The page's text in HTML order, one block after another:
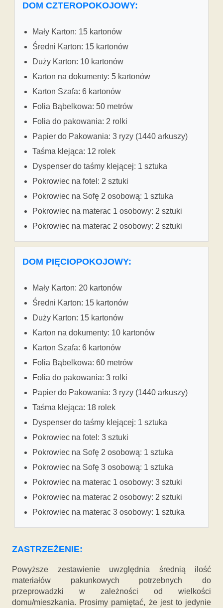
DOM CZTEROPOKOJOWY:
Mały Karton: 15 kartonów
Średni Karton: 15 kartonów
Duży Karton: 10 kartonów
Karton na dokumenty: 5 kartonów
Karton Szafa: 6 kartonów
Folia Bąbelkowa: 50 metrów
Folia do pakowania: 2 rolki
Papier do Pakowania: 3 ryzy (1440 arkuszy)
Taśma klejąca: 12 rolek
Dyspenser do taśmy klejącej: 1 sztuka
Pokrowiec na fotel: 2 sztuki
Pokrowiec na Sofę 2 osobową: 1 sztuka
Pokrowiec na materac 1 osobowy: 2 sztuki
Pokrowiec na materac 2 osobowy: 2 sztuki
DOM PIĘCIOPOKOJOWY:
Mały Karton: 20 kartonów
Średni Karton: 15 kartonów
Duży Karton: 15 kartonów
Karton na dokumenty: 10 kartonów
Karton Szafa: 6 kartonów
Folia Bąbelkowa: 60 metrów
Folia do pakowania: 3 rolki
Papier do Pakowania: 3 ryzy (1440 arkuszy)
Taśma klejąca: 18 rolek
Dyspenser do taśmy klejącej: 1 sztuka
Pokrowiec na fotel: 3 sztuki
Pokrowiec na Sofę 2 osobową: 1 sztuka
Pokrowiec na Sofę 3 osobową: 1 sztuka
Pokrowiec na materac 1 osobowy: 3 sztuki
Pokrowiec na materac 2 osobowy: 2 sztuki
Pokrowiec na materac 3 osobowy: 1 sztuka
ZASTRZEŻENIE:
Powyższe zestawienie uwzględnia średnią ilość
materiałów pakunkowych potrzebnych do
przeprowadzki w zależności od wielkości
domu/mieszkania. Prosimy pamiętać, że jest to jedynie